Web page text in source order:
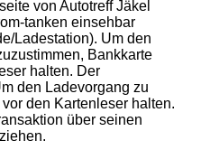
von Autotreff Jäkel
tanken einsehbar
Ladestation). Um den
Bankkarte
halten. Der
den Ladevorgang zu
den Kartenleser halten.
über seinen